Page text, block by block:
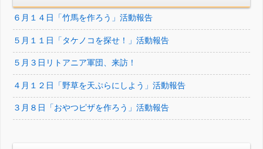
６月１４日「竹馬を作ろう」活動報告
５月１１日「タケノコを探せ！」活動報告
５月３日リトアニア軍団、来訪！
４月１２日「野草を天ぷらにしよう」活動報告
３月８日「おやつピザを作ろう」活動報告